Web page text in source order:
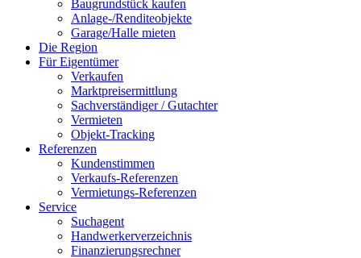
Baugrundstück kaufen
Anlage-/Renditeobjekte
Garage/Halle mieten
Die Region
Für Eigentümer
Verkaufen
Marktpreisermittlung
Sachverständiger / Gutachter
Vermieten
Objekt-Tracking
Referenzen
Kundenstimmen
Verkaufs-Referenzen
Vermietungs-Referenzen
Service
Suchagent
Handwerkerverzeichnis
Finanzierungsrechner